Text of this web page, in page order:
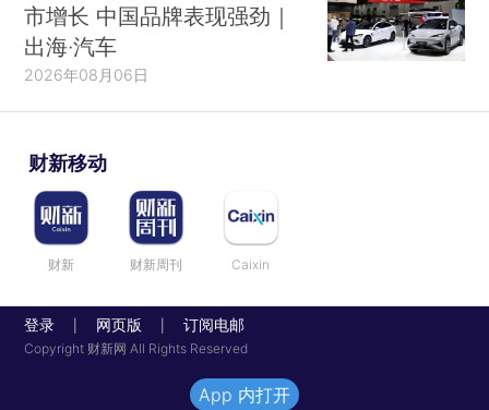
市增长 中国品牌表现强劲｜
出海·汽车
2026年08月06日
财新移动
财新 财新周刊 Caixin
登录 网页版 订阅电邮
Copyright 财新网 All Rights Reserved
App 内打开